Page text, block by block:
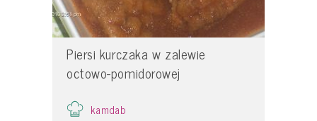
Piersi kurczaka w zalewie
octowo-pomidorowej
kamdab